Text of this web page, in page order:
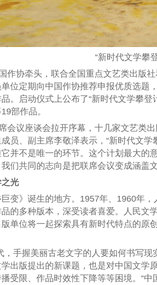
“新时代文学攀
协牵头，联合全国重点文艺类出版
位定期向中国作协推荐申报优质选
。启动仪式上公布了“新时代文学攀
部作品。
议座谈会拉开序幕，十几家文艺类
员、副主席李敬泽表示，“新时代文
并不是唯一的环节。这个计划最大
们共同的志向是把联席会议变成涵
光
》诞生的地方。1957年、1960年，
的多种版本，深受读者喜爱。人民文
单位将一起探索具有新时代特点的
握美丽古老文字的人要如何书写现
出版提出的新课题，也是对中国文学
受限、作品时效性下降等等困境。“